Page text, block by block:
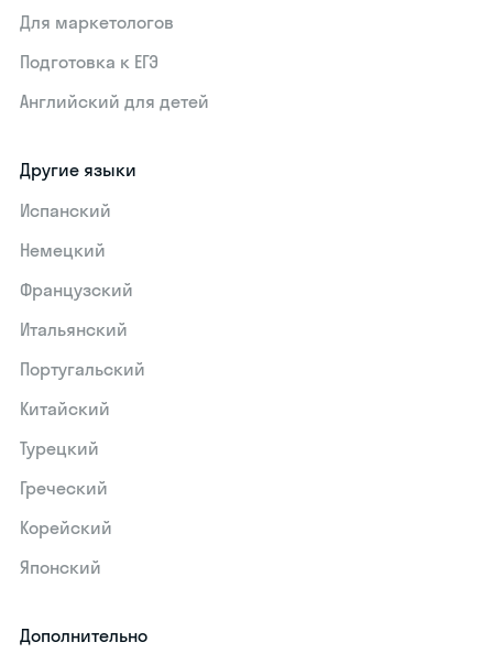
Для маркетологов
Подготовка к ЕГЭ
Английский для детей
Другие языки
Испанский
Немецкий
Французский
Итальянский
Португальский
Китайский
Турецкий
Греческий
Корейский
Японский
Дополнительно